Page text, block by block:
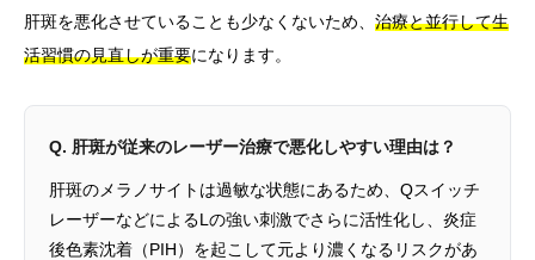
肝斑を悪化させていることも少なくないため、 治療と並行して生
活習慣の見直しが重要になります。
Q. 肝斑が従来のレーザー治療で悪化しやすい理由は？
肝斑のメラノサイトは過敏な状態にあるため、Qスイッチ
レーザーなどによるLの強い刺激でさらに活性化し、炎症
後色素沈着（PIH）を起こして元より濃くなるリスクがあ